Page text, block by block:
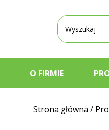
produktów
O FIRMIE
Strona główna /